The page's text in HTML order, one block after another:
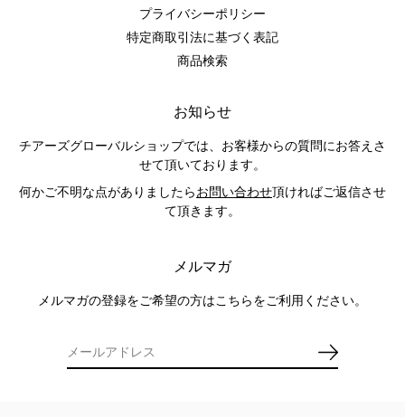
プライバシーポリシー
特定商取引法に基づく表記
商品検索
お知らせ
チアーズグローバルショップでは、お客様からの質問にお答えさ
せて頂いております。
何かご不明な点がありましたらお問い合わせ頂ければご返信させ
て頂きます。
メルマガ
メルマガの登録をご希望の方はこちらをご利用ください。